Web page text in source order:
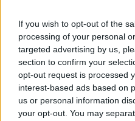
If you wish to opt-out of the
processing of your personal
targeted advertising by us,
section to confirm your
opt-out request is processed
interest-based ads based on
us or personal information
your opt-out. You may
Søndag 3. desember
14:00: Jaktstart
16:00: Jaktstart 15km,
Startlister og detaljer